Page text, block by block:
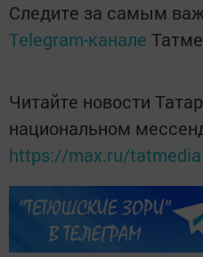
Следите за самым
Telegram-канале
Читайте новости
национальном
https://max.ru/tatmedia